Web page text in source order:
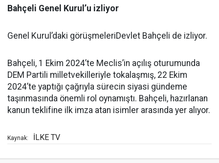
Bahçeli Genel Kurul’u izliyor
Genel Kurul’daki görüşmeleriDevlet Bahçeli de izliyor.
Bahçeli, 1 Ekim 2024’te Meclis’in açılış oturumunda
DEM Partili milletvekilleriyle tokalaşmış, 22 Ekim
2024’te yaptığı çağrıyla sürecin siyasi gündeme
taşınmasında önemli rol oynamıştı. Bahçeli, hazırlanan
kanun teklifine ilk imza atan isimler arasında yer alıyor.
Kaynak: İLKE TV